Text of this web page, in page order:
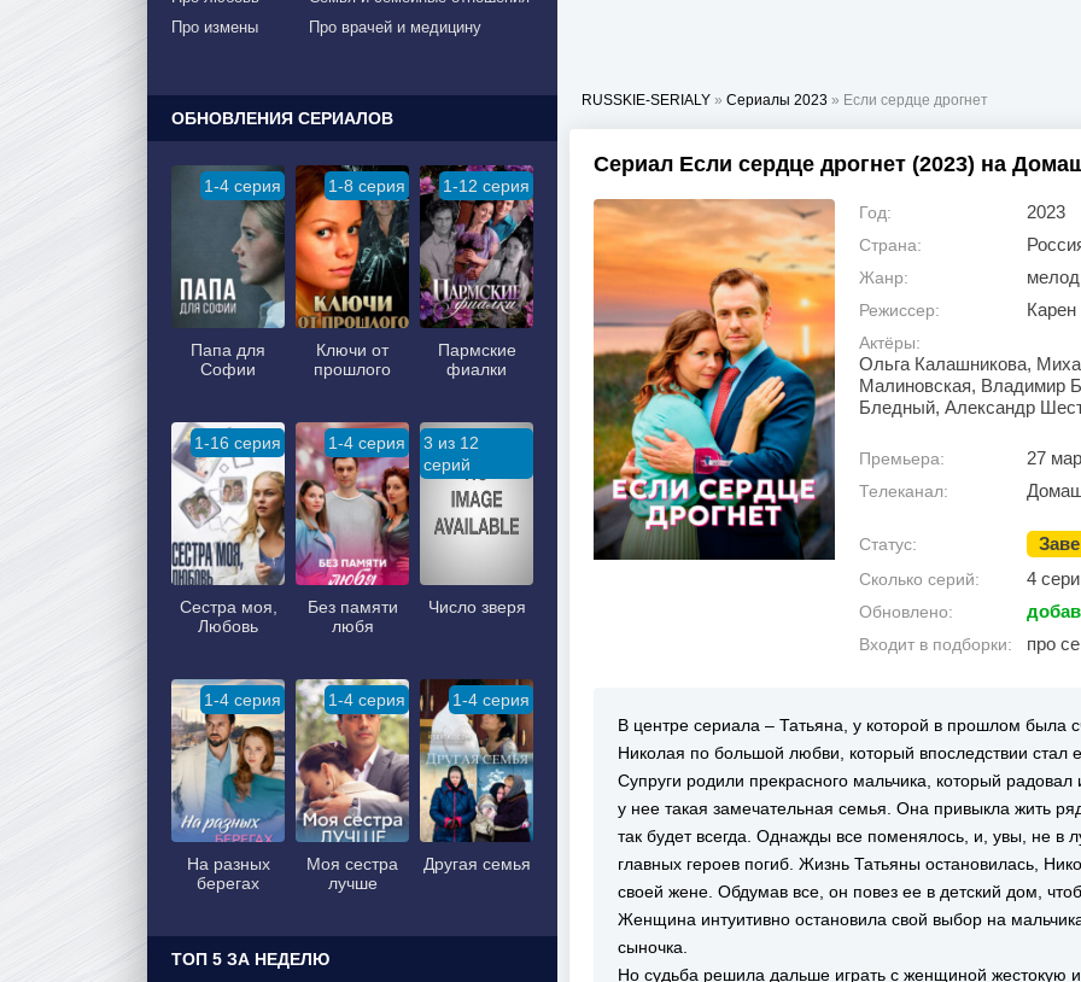
RUSSKIE-SERIALY » Сериалы 2023 » Если сердце дрогнет
Сериал Если сердце дрогнет (2023) на
Год: 2023
Страна:
Жанр:
Режиссер: Карен
Актёры:
Ольга Калашникова,
Малиновская, Владимир
Бледный, Александр
Премьера: 27
Телеканал:
Статус:
Сколько серий: 4
Обновлено:
Входит в подборки: про
В центре сериала – Татьяна, у которой в прошлом была
Николая по большой любви, который впоследствии
Супруги родили прекрасного мальчика, который
у нее такая замечательная семья. Она привыкла жить
так будет всегда. Однажды все поменялось, и, увы, не в
главных героев погиб. Жизнь Татьяны остановилась,
своей жене. Обдумав все, он повез ее в детский дом,
Женщина интуитивно остановила свой выбор на
сыночка.
Но судьба решила дальше играть с женщиной жестокую
Про измены
Про врачей и медицину
ОБНОВЛЕНИЯ СЕРИАЛОВ
1-4 серия
Папа для
Софии
1-8 серия
Ключи от
прошлого
1-12 серия
Пармские
фиалки
1-16 серия
Сестра моя,
Любовь
1-4 серия
Без памяти
любя
3 из 12
серий
Число зверя
1-4 серия
На разных
берегах
1-4 серия
Моя сестра
лучше
1-4 серия
Другая семья
ТОП 5 ЗА НЕДЕЛЮ